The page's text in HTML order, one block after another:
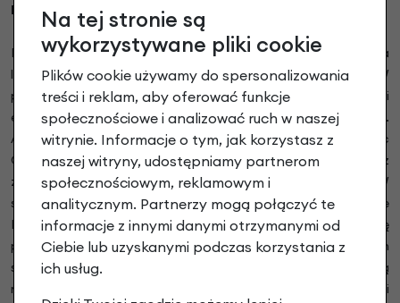
Pomocna funkcja śledzenia
Dzięki niej masz możliwość błyskawicznego namierzenia
lokalizacji swojego pojazdu za pomocą smartfona. W
przypadku kradzieży i otrzymania powiadomienia od funkcji
eBike Alarm, automatycznie aktywuje się proces śledzenia.
Aplikacja eBike Flow staje się Twoim wsparciem, umożliwiając
Ci dokładne śledzenie lokalizacji roweru elektrycznego z
zainstalowanym zestawem modułu GPS Bosch Connect. W
sytuacji, gdy Twój rower zostanie skradziony, aplikacja eBike
Flow pozwala Ci nie tylko zobaczyć dokładną lokalizację
pojazdu, ale także przekazać te informacje odpowiednim
służbom, takim jak Policja. To efektywny sposób na szybką
reakcję i odzyskanie skradzionego roweru. Dzięki funkcji
Na tej stronie są
wykorzystywane pliki cookie
Plików cookie używamy do spersonalizowania
treści i reklam, aby oferować funkcje
społecznościowe i analizować ruch w naszej
witrynie. Informacje o tym, jak korzystasz z
naszej witryny, udostępniamy partnerom
społecznościowym, reklamowym i
analitycznym. Partnerzy mogą połączyć te
informacje z innymi danymi otrzymanymi od
Ciebie lub uzyskanymi podczas korzystania z
ich usług.